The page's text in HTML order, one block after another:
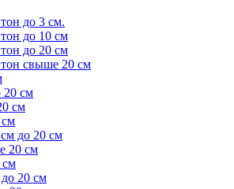
до 3 см.
до 10 см
до 20 см
свыше 20 см
20 см
см
до 20 см
20 см
см
20 см